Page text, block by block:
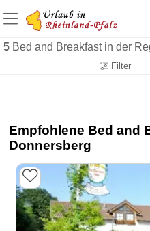
5 Bed and Breakfast in der
Filter
+1.500
+1.000 Sehenswürdigkeiten
Empfohlene Bed and
Donnersberg